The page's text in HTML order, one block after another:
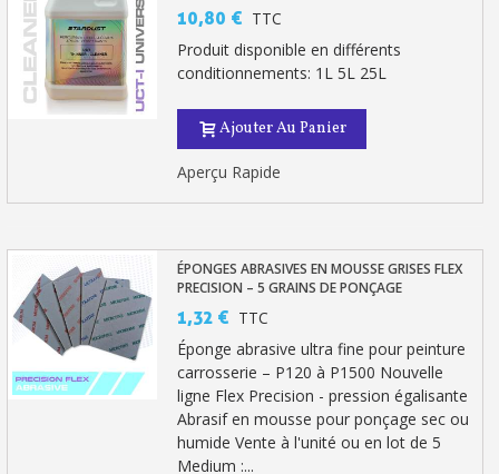
10,80 € TTC
Produit disponible en différents
conditionnements: 1L 5L 25L
Ajouter Au Panier
Aperçu Rapide
ÉPONGES ABRASIVES EN MOUSSE GRISES FLEX
PRECISION – 5 GRAINS DE PONÇAGE
1,32 € TTC
Éponge abrasive ultra fine pour peinture
carrosserie – P120 à P1500 Nouvelle
ligne Flex Precision - pression égalisante
Abrasif en mousse pour ponçage sec ou
humide Vente à l'unité ou en lot de 5
Medium :...